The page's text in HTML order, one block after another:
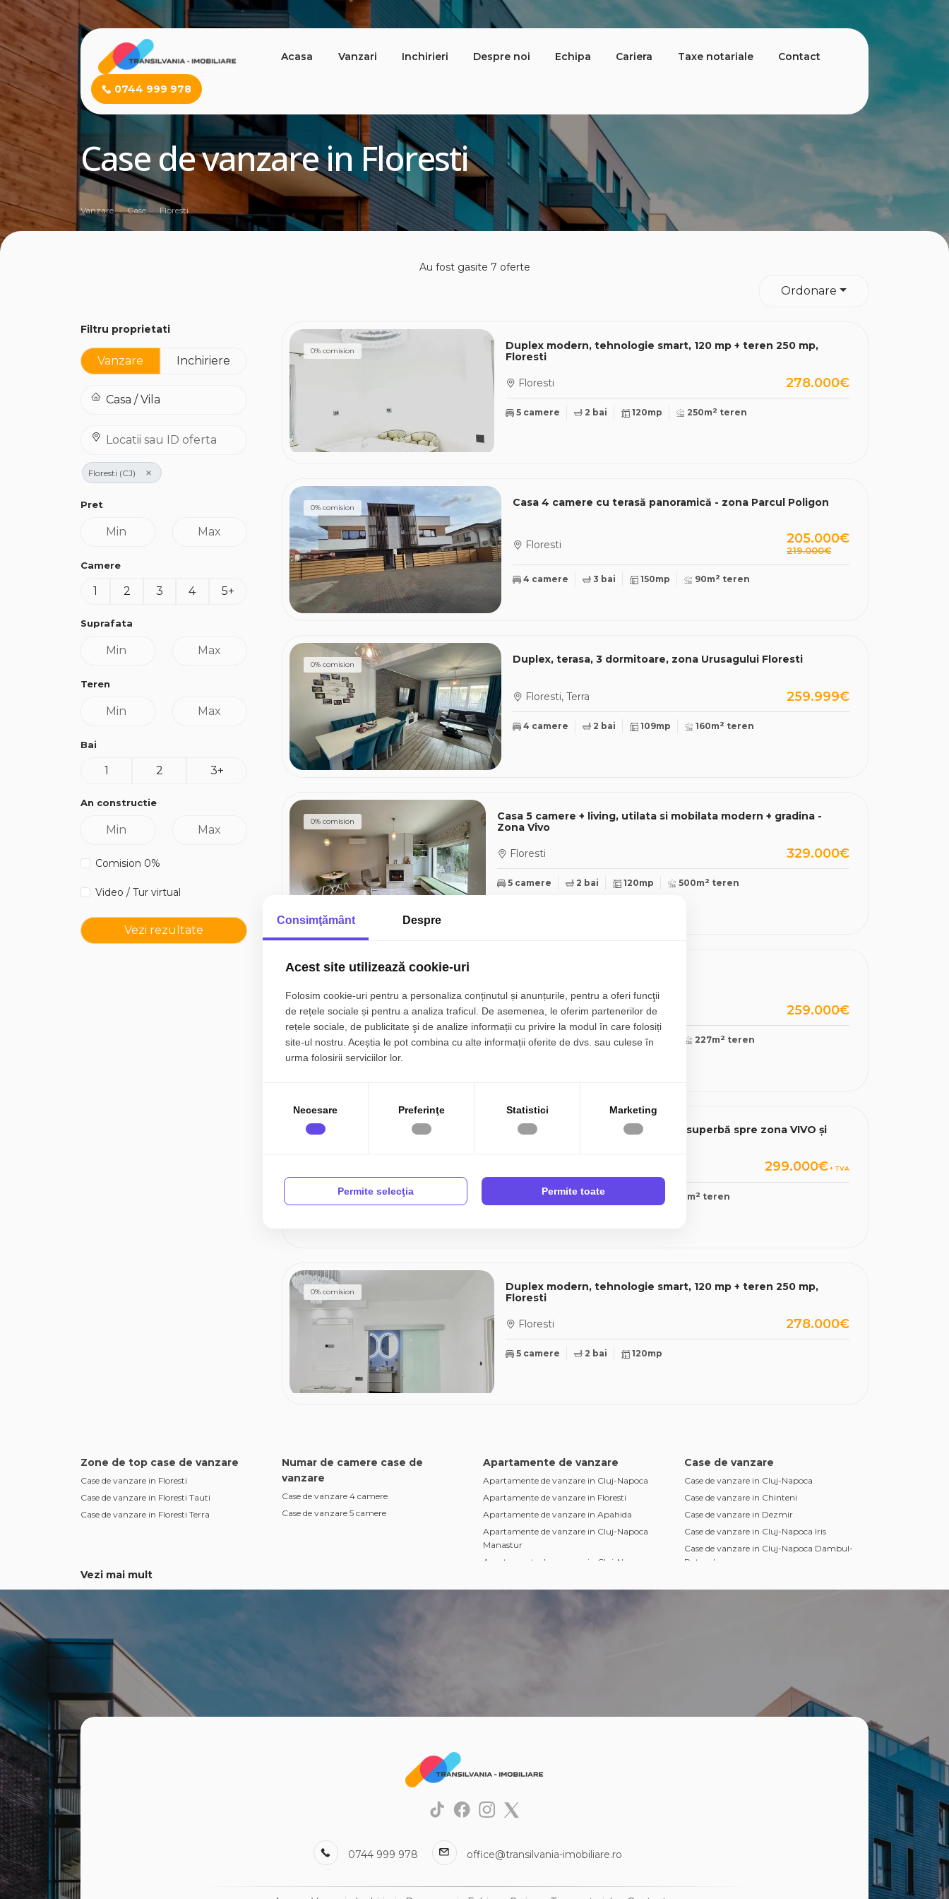
Acasa Vanzari Inchirieri Despre noi Echipa Cariera Taxe notariale Contact
0744 999 978
Case de vanzare in Floresti
Vanzare Case Floresti
Au fost gasite 7 oferte
Ordonare
0% comision
Duplex modern, tehnologie smart, 120 mp + teren 250 mp,
Floresti
Floresti 278.000€
5 camere 2 bai 120mp 250m2 teren
0% comision Casa 4 camere cu terasă panoramică - zona Parcul Poligon
Floresti 205.000€
219.000€
4 camere 3 bai 150mp 90m2 teren
0% comision Duplex, terasa, 3 dormitoare, zona Urusagului Floresti
Floresti, Terra 259.999€
4 camere 2 bai 109mp 160m2 teren
0% comision
Casa 5 camere + living, utilata si mobilata modern + gradina -
Zona Vivo
Floresti 329.000€
5 camere 2 bai 120mp 500m2 teren
Floresti, Tauti 259.000€
4 camere 3 bai 172mp 227m2 teren
0% comision Rep. exclusiva
Casă individuală 150mp cu panoramă superbă spre zona VIVO și
299.000€+ TVA
3 bai 200m2 teren
0% comision
Duplex modern, tehnologie smart, 120 mp + teren 250 mp,
Floresti
Floresti 278.000€
5 camere 2 bai 120mp
Filtru proprietati
Vanzare Inchiriere
Floresti (CJ) ×
Pret
Camere
1 2 3 4 5+
Suprafata
Teren
Bai
1 2 3+
An constructie
Comision 0%
Video / Tur virtual
Vezi rezultate
Zone de top case de vanzare
Case de vanzare in Floresti
Case de vanzare in Floresti Tauti
Case de vanzare in Floresti Terra
Numar de camere case de
vanzare
Case de vanzare 4 camere
Case de vanzare 5 camere
Apartamente de vanzare
Apartamente de vanzare in Cluj-Napoca
Apartamente de vanzare in Floresti
Apartamente de vanzare in Apahida
Apartamente de vanzare in Cluj-Napoca
Manastur
Apartamente de vanzare in Cluj-Napoca
Apartamente de vanzare in Cluj-Napoca
Case de vanzare
Case de vanzare in Cluj-Napoca
Case de vanzare in Chinteni
Case de vanzare in Dezmir
Case de vanzare in Cluj-Napoca Iris
Case de vanzare in Cluj-Napoca Dambul-
Rotund
Terenuri de vanzare
Spatii birouri de vanzare in Cluj-Napoca Iris
Spatii birouri de vanzare in Cluj-Napoca
Spatii birouri de vanzare in Cluj-Napoca
Centru
Spatii comerciale de vanzare in Cluj-Napoca
Spatii comerciale de vanzare in Cluj-Napoca
Vezi mai mult
0744 999 978 office@transilvania-imobiliare.ro
Consimţământ Despre
Acest site utilizează cookie-uri
Folosim cookie-uri pentru a personaliza conținutul și anunțurile, pentru a oferi funcţii
de rețele sociale și pentru a analiza traficul. De asemenea, le oferim partenerilor de
rețele sociale, de publicitate şi de analize informații cu privire la modul în care folosiți
site-ul nostru. Aceștia le pot combina cu alte informații oferite de dvs. sau culese în
urma folosirii serviciilor lor.
Necesare Preferinţe Statistici Marketing
Permite selecţia Permite toate